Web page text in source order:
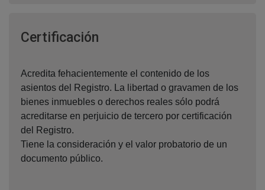
Certificación
Acredita fehacientemente el contenido de los
asientos del Registro. La libertad o gravamen de los
bienes inmuebles o derechos reales sólo podrá
acreditarse en perjuicio de tercero por certificación
del Registro.
Tiene la consideración y el valor probatorio de un
documento público.